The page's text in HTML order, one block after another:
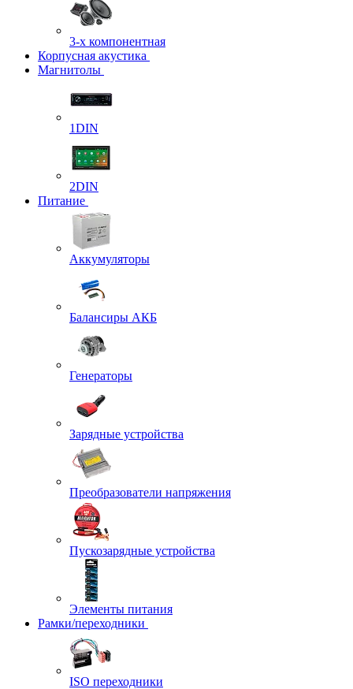
3-х компонентная
Корпусная акустика
Магнитолы
1DIN
2DIN
Питание
Аккумуляторы
Балансиры АКБ
Генераторы
Зарядные устройства
Преобразователи напряжения
Пускозарядные устройства
Элементы питания
Рамки/переходники
ISO переходники